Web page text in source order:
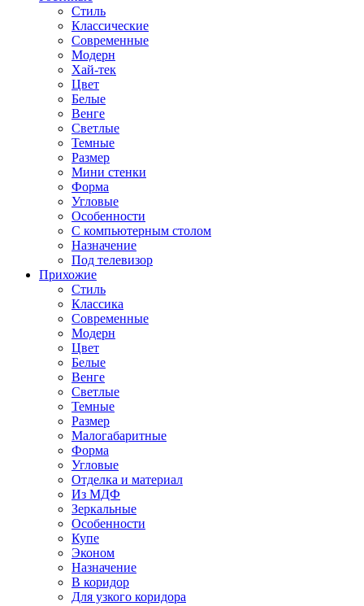
Стиль
Классические
Современные
Модерн
Хай-тек
Цвет
Белые
Венге
Светлые
Темные
Размер
Мини стенки
Форма
Угловые
Особенности
С компьютерным столом
Назначение
Под телевизор
Прихожие
Стиль
Классика
Современные
Модерн
Цвет
Белые
Венге
Светлые
Темные
Размер
Малогабаритные
Форма
Угловые
Отделка и материал
Из МДФ
Зеркальные
Особенности
Купе
Эконом
Назначение
В коридор
Для узкого коридора